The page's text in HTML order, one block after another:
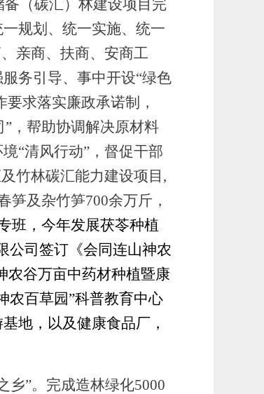
备（碳汇）林建设项目完
一规划、统一实施、统一
亲商、扶商、安商工
务引导、事中开设“绿色
求落实廉政承诺制，
”，帮助协调解决原材料
境“清风行动”，督促干部
竹林碳汇能力建设项目 ,
笋及杂竹笋700余万斤，
班， 今年发展茯苓种植
公司签订《会同连山神农
农谷万亩中药材种植暨康
农百草园”科普教育中心
地，以及健康食品厂，
乡”。 完成造林绿化5000